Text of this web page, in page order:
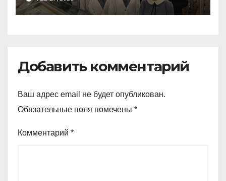
зоологический музей и
Добавить комментарий
Ваш адрес email не будет опубликован.
Обязательные поля помечены *
Комментарий *